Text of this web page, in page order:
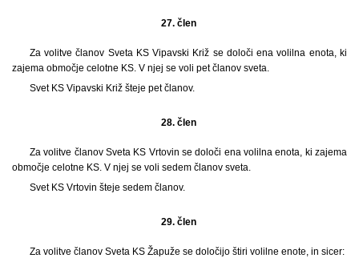
27. člen
Za volitve članov Sveta KS Vipavski Križ se določi ena volilna enota, ki
zajema območje celotne KS. V njej se voli pet članov sveta.
Svet KS Vipavski Križ šteje pet članov.
28. člen
Za volitve članov Sveta KS Vrtovin se določi ena volilna enota, ki zajema
območje celotne KS. V njej se voli sedem članov sveta.
Svet KS Vrtovin šteje sedem članov.
29. člen
Za volitve članov Sveta KS Žapuže se določijo štiri volilne enote, in sicer: